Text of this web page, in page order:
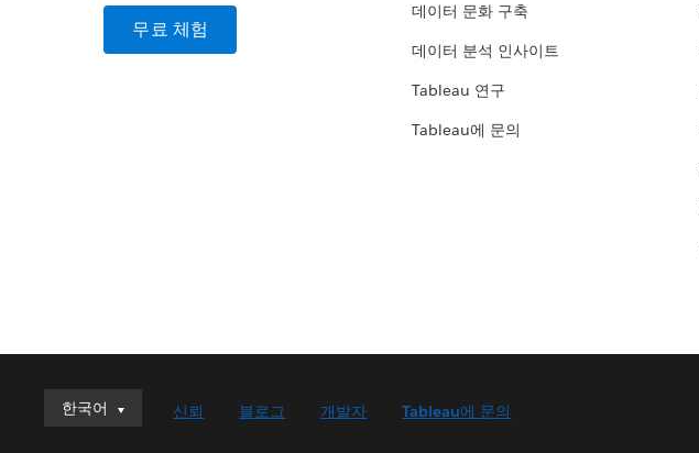
무료 체험
데이터 문화 구축
데이터 분석 인사이트
Tableau 연구
Tableau에 문의
한국어
한국어
신뢰 블로그 개발자 Tableau에 문의